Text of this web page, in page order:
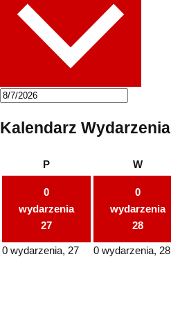
Kalendarz Wydarzenia
P W
0
wydarzenia
27
0 wydarzenia, 27
0
wydarzenia
28
0 wydarzenia, 28